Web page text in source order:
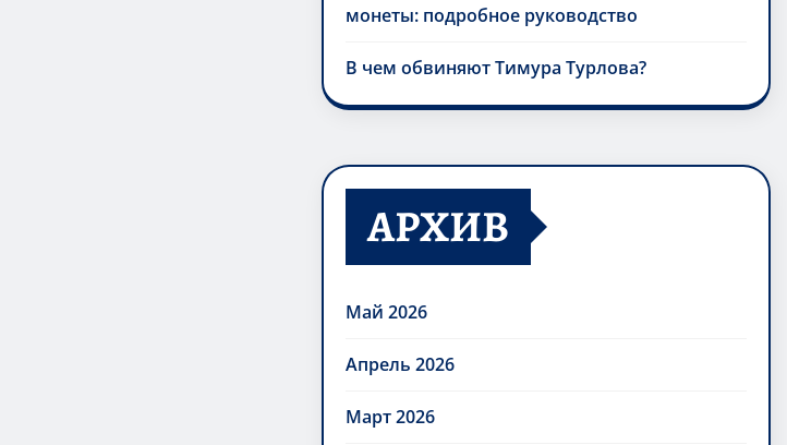
монеты: подробное руководство
В чем обвиняют Тимура Турлова?
АРХИВ
Май 2026
Апрель 2026
Март 2026